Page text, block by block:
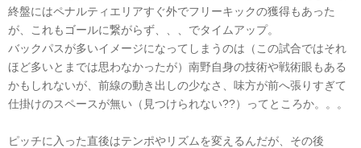
終盤にはペナルティエリアすぐ外でフリーキックの獲得もあった
が、これもゴールに繋がらず、、、でタイムアップ。
バックパスが多いイメージになってしまうのは（この試合ではそれ
ほど多いとまでは思わなかったが）南野自身の技術や戦術眼もある
かもしれないが、前線の動き出しの少なさ、味方が前へ張りすぎて
仕掛けのスペースが無い（見つけられない??）ってところか。。。
ピッチに入った直後はテンポやリズムを変えるんだが、その後